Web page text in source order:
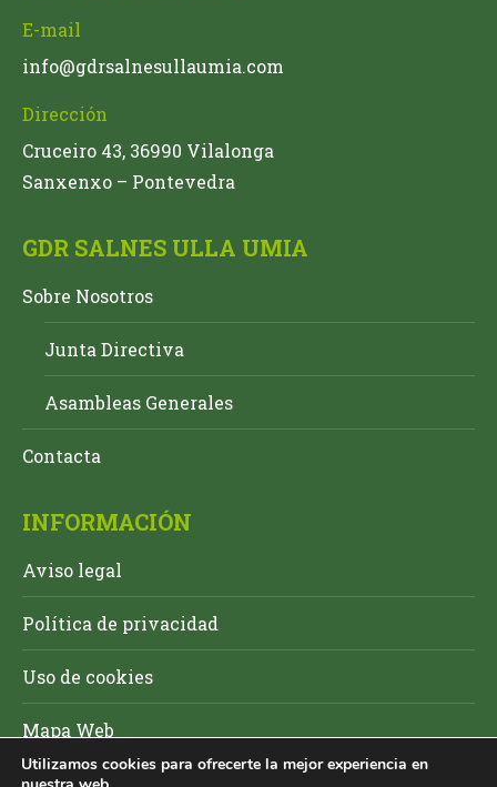
E-mail
info@gdrsalnesullaumia.com
Dirección
Cruceiro 43, 36990 Vilalonga
Sanxenxo – Pontevedra
GDR SALNES ULLA UMIA
Sobre Nosotros
Junta Directiva
Asambleas Generales
Contacta
INFORMACIÓN
Aviso legal
Política de privacidad
Uso de cookies
Mapa Web
Utilizamos cookies para ofrecerte la mejor experiencia en